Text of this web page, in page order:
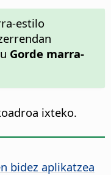
estilo
Gorde marra-
ixteko.
bidez aplikatzea